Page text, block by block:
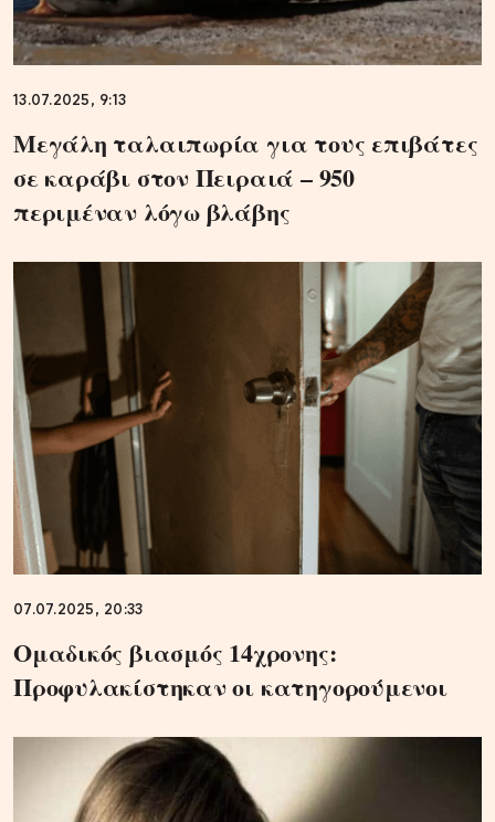
13.07.2025, 9:13
Μεγάλη ταλαιπωρία για τους επιβάτες
σε καράβι στον Πειραιά – 950
περιμέναν λόγω βλάβης
07.07.2025, 20:33
Ομαδικός βιασμός 14χρονης:
Προφυλακίστηκαν οι κατηγορούμενοι